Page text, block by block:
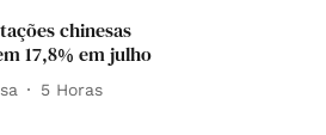
chinesas
17,8% em julho
5 Horas